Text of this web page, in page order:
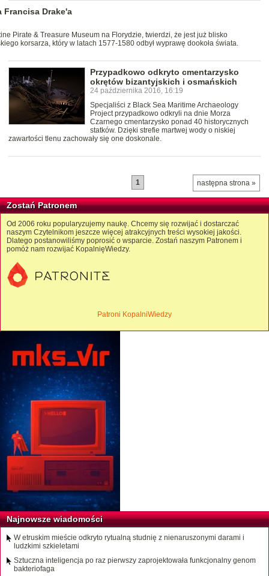
Francisa Drake'a
Pirate & Treasure Museum na Florydzie, twierdzi, że jest już blisko
korsarza, który w latach 1577-1580 odbył wyprawę dookoła świata.
Przypadkowo odkryto cmentarzysko
okrętów bizantyjskich i osmańskich
24 października 2016, 16:19
Specjaliści z Black Sea Maritime Archaeology
Project przypadkowo odkryli na dnie Morza
Czarnego cmentarzysko ponad 40 historycznych
statków. Dzięki strefie martwej wody o niskiej
zawartości tlenu zachowały się one doskonale.
następna strona »
1
Zostań Patronem
Od 2006 roku popularyzujemy naukę. Chcemy się rozwijać i dostarczać
naszym Czytelnikom jeszcze więcej atrakcyjnych treści wysokiej jakości.
Dlatego postanowiliśmy poprosić o wsparcie. Zostań naszym Patronem i
pomóż nam rozwijać KopalnięWiedzy.
Patroni KopalniWiedzy
Najnowsze wiadomości
W etruskim mieście odkryto rytualną studnię z nienaruszonymi darami i
ludzkimi szkieletami
Sztuczna inteligencja po raz pierwszy zaprojektowała funkcjonalny genom
bakteriofaga